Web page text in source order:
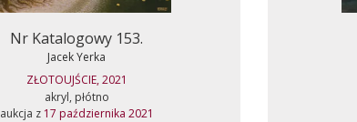
Nr Katalogowy 153.
Jacek Yerka
ZŁOTOUJŚCIE, 2021
akryl, płótno
aukcja z 17 października 2021